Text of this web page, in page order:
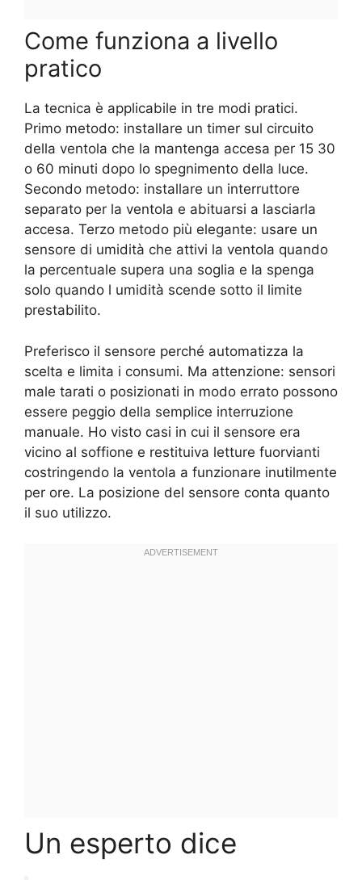
Come funziona a livello
pratico
La tecnica è applicabile in tre modi pratici.
Primo metodo: installare un timer sul circuito
della ventola che la mantenga accesa per 15 30
o 60 minuti dopo lo spegnimento della luce.
Secondo metodo: installare un interruttore
separato per la ventola e abituarsi a lasciarla
accesa. Terzo metodo più elegante: usare un
sensore di umidità che attivi la ventola quando
la percentuale supera una soglia e la spenga
solo quando l umidità scende sotto il limite
prestabilito.
Preferisco il sensore perché automatizza la
scelta e limita i consumi. Ma attenzione: sensori
male tarati o posizionati in modo errato possono
essere peggio della semplice interruzione
manuale. Ho visto casi in cui il sensore era
vicino al soffione e restituiva letture fuorvianti
costringendo la ventola a funzionare inutilmente
per ore. La posizione del sensore conta quanto
il suo utilizzo.
Un esperto dice